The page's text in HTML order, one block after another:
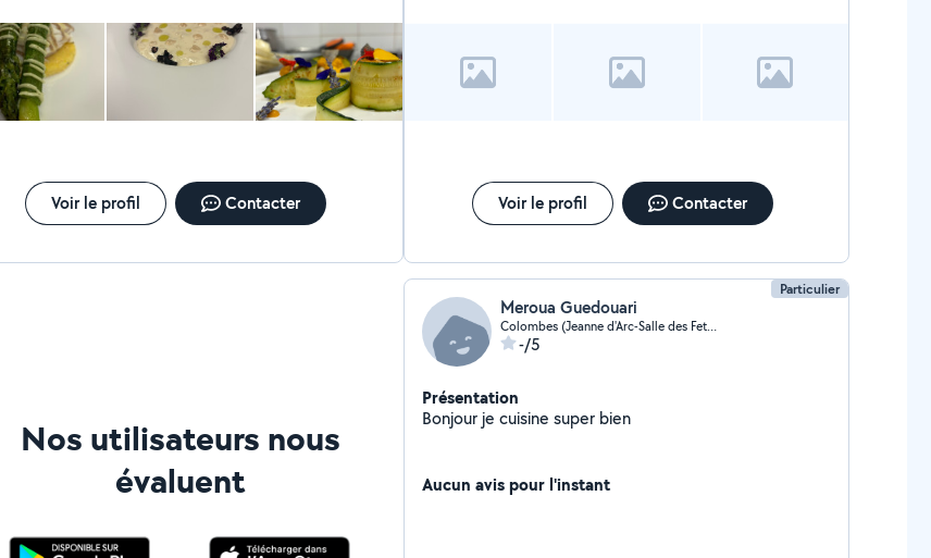
Voir le profil Contacter Voir le profil Contacter
Nos utilisateurs nous
évaluent
Particulier
Meroua Guedouari
Colombes (Jeanne d'Arc-Salle des Fetes)
-/5
Présentation
Bonjour je cuisine super bien
Aucun avis pour l'instant